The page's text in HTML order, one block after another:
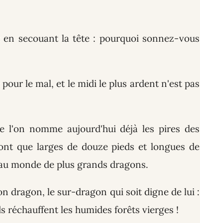
secouant la tête : pourquoi sonnez-vous
le mal, et le midi le plus ardent n'est pas
l'on nomme aujourd'hui déjà les pires des
que larges de douze pieds et longues de
monde de plus grands dragons.
dragon, le sur-dragon qui soit digne de lui :
réchauffent les humides forêts vierges !